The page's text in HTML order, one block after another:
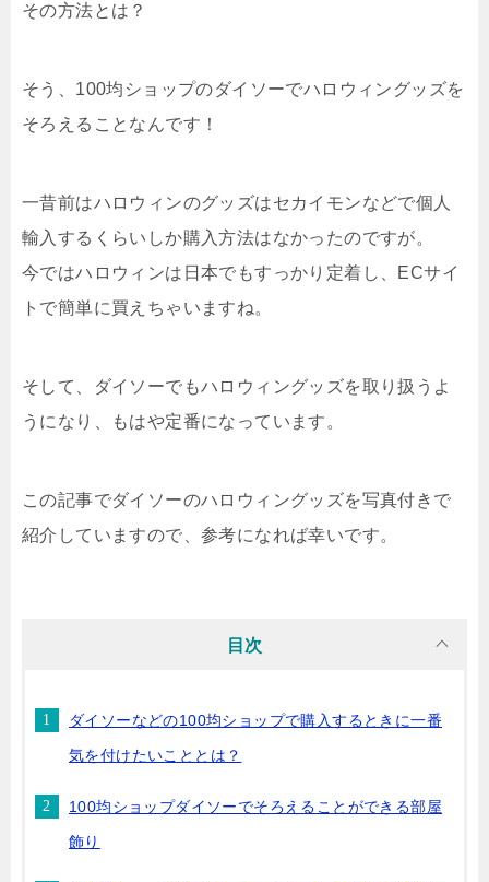
その方法とは？
そう、100均ショップのダイソーでハロウィングッズを
そろえることなんです！
一昔前はハロウィンのグッズはセカイモンなどで個人
輸入するくらいしか購入方法はなかったのですが。
今ではハロウィンは日本でもすっかり定着し、ECサイ
トで簡単に買えちゃいますね。
そして、ダイソーでもハロウィングッズを取り扱うよ
うになり、もはや定番になっています。
この記事でダイソーのハロウィングッズを写真付きで
紹介していますので、参考になれば幸いです。
目次
ダイソーなどの100均ショップで購入するときに一番
気を付けたいこととは？
100均ショップダイソーでそろえることができる部屋
飾り